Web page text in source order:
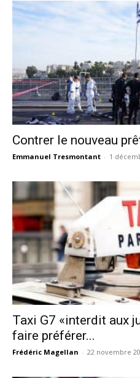
Contrer le nouveau
Emmanuel Tresmontant - 1
Taxi G7 «interdit aux
faire préférer...
Frédéric Magellan - 22 novembre